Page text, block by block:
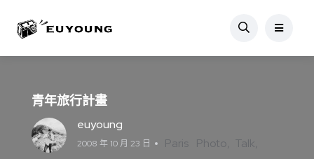
青年旅行計畫
euyoung
2008 年 10 月 23 日 Paris Photo Talk